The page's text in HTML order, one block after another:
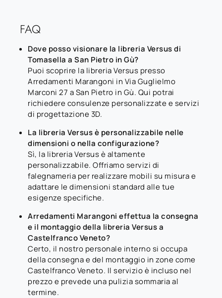
FAQ
Dove posso visionare la libreria Versus di
Tomasella a San Pietro in Gù?
Puoi scoprire la libreria Versus presso
Arredamenti Marangoni in Via Guglielmo
Marconi 27 a San Pietro in Gù. Qui potrai
richiedere consulenze personalizzate e servizi
di progettazione 3D.
La libreria Versus è personalizzabile nelle
dimensioni o nella configurazione?
Sì, la libreria Versus è altamente
personalizzabile. Offriamo servizi di
falegnameria per realizzare mobili su misura e
adattare le dimensioni standard alle tue
esigenze specifiche.
Arredamenti Marangoni effettua la consegna
e il montaggio della libreria Versus a
Castelfranco Veneto?
Certo, il nostro personale interno si occupa
della consegna e del montaggio in zone come
Castelfranco Veneto. Il servizio è incluso nel
prezzo e prevede una pulizia sommaria al
termine.